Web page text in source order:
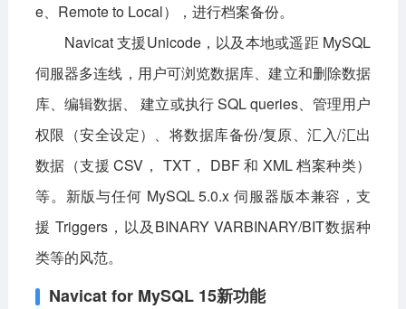
e、Remote to Local），进行档案备份。
Navicat 支援Unicode，以及本地或遥距 MySQL
伺服器多连线，用户可浏览数据库、建立和删除数据
库、编辑数据、 建立或执行 SQL queries、管理用户
权限（安全设定）、将数据库备份/复原、汇入/汇出
数据（支援 CSV， TXT， DBF 和 XML 档案种类）
等。新版与任何 MySQL 5.0.x 伺服器版本兼容，支
援 Triggers，以及BINARY VARBINARY/BIT数据种
类等的风范。
Navicat for MySQL 15新功能